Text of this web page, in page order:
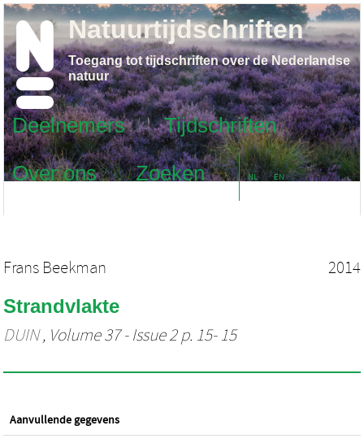
Deelnemers
Tijdschriften
Over ons
Zoeken NL EN
Natuurtijdschriften
Toegang tot tijdschriften over de Nederlandse
natuur
Frans Beekman 2014
Strandvlakte
DUIN, Volume 37 - Issue 2 p. 15- 15
Aanvullende gegevens